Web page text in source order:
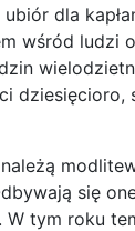
dla
wśród ludzi
dziesięcioro,
się
tym roku